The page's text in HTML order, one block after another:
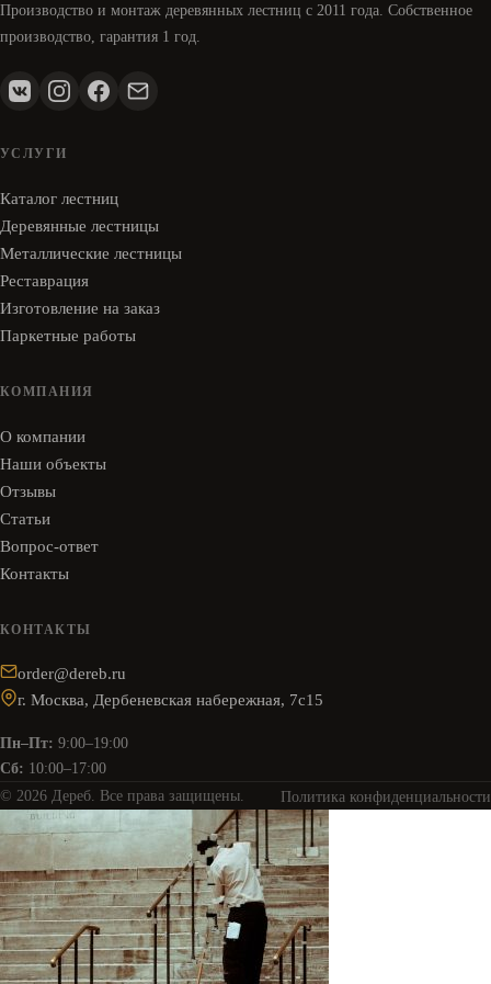
Производство и монтаж деревянных лестниц с 2011 года. Собственное
производство, гарантия 1 год.
УСЛУГИ
Каталог лестниц
Деревянные лестницы
Металлические лестницы
Реставрация
Изготовление на заказ
Паркетные работы
КОМПАНИЯ
О компании
Наши объекты
Отзывы
Статьи
Вопрос-ответ
Контакты
КОНТАКТЫ
order@dereb.ru
г. Москва, Дербеневская набережная, 7с15
Пн–Пт: 9:00–19:00
Сб: 10:00–17:00
© 2026 Дереб. Все права защищены.
Политика конфиденциальности